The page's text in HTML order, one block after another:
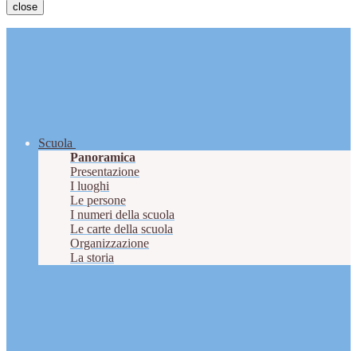
close
Scuola
Panoramica
Presentazione
I luoghi
Le persone
I numeri della scuola
Le carte della scuola
Organizzazione
La storia